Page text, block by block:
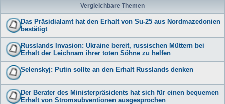
Vergleichbare Themen
Das Präsidialamt hat den Erhalt von Su-25 aus Nordmazedonien
bestätigt
Russlands Invasion: Ukraine bereit, russischen Müttern bei
Erhalt der Leichnam ihrer toten Söhne zu helfen
Selenskyj: Putin sollte an den Erhalt Russlands denken
Der Berater des Ministerpräsidents hat sich für einen bequemen
Erhalt von Stromsubventionen ausgesprochen